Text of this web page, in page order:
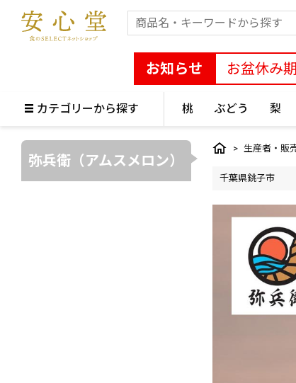
お知らせ お盆休み
カテゴリーから探す 桃 ぶどう 梨
弥兵衛（アムスメロン）
生産者・販
千葉県銚子市